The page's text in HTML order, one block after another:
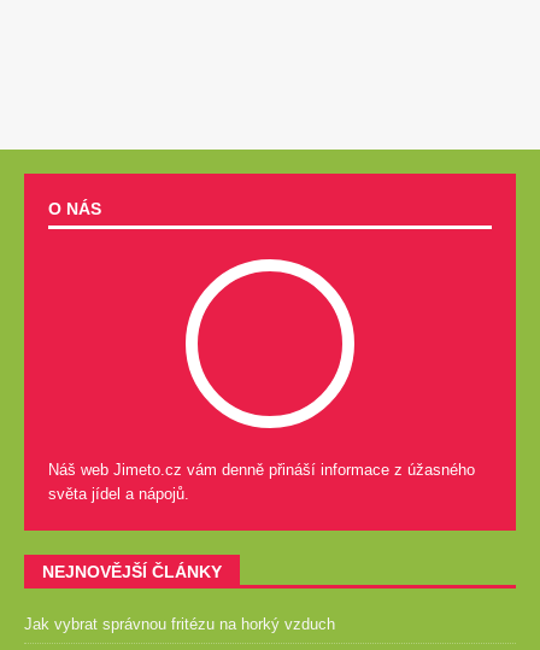
O NÁS
Náš web Jimeto.cz vám denně přináší informace z úžasného
světa jídel a nápojů.
NEJNOVĚJŠÍ ČLÁNKY
Jak vybrat správnou fritézu na horký vzduch